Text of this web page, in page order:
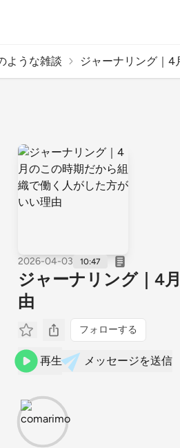
ような雑談 ジャーナリング｜4
2026-04-03 10:47
ジャーナリング｜4
由
フォローする
再生 メッセージを送信